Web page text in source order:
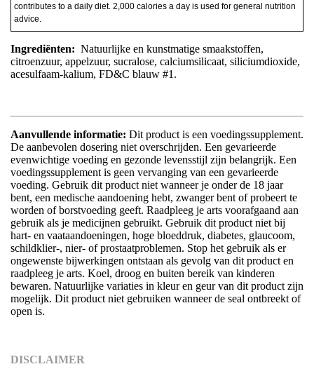
contributes to a daily diet. 2,000 calories a day is used for general nutrition
advice.
Ingrediënten: Natuurlijke en kunstmatige smaakstoffen,
citroenzuur, appelzuur, sucralose, calciumsilicaat, siliciumdioxide,
acesulfaam-kalium, FD&C blauw #1.
Aanvullende informatie: Dit product is een voedingssupplement.
De aanbevolen dosering niet overschrijden. Een gevarieerde
evenwichtige voeding en gezonde levensstijl zijn belangrijk. Een
voedingssupplement is geen vervanging van een gevarieerde
voeding. Gebruik dit product niet wanneer je onder de 18 jaar
bent, een medische aandoening hebt, zwanger bent of probeert te
worden of borstvoeding geeft. Raadpleeg je arts voorafgaand aan
gebruik als je medicijnen gebruikt. Gebruik dit product niet bij
hart- en vaataandoeningen, hoge bloeddruk, diabetes, glaucoom,
schildklier-, nier- of prostaatproblemen. Stop het gebruik als er
ongewenste bijwerkingen ontstaan als gevolg van dit product en
raadpleeg je arts. Koel, droog en buiten bereik van kinderen
bewaren. Natuurlijke variaties in kleur en geur van dit product zijn
mogelijk. Dit product niet gebruiken wanneer de seal ontbreekt of
open is.
DISCLAIMER